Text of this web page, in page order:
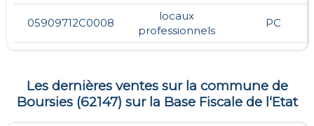
05909712C0008
locaux
professionnels
PC
Les dernières ventes sur la commune de
Boursies(62147) sur la Base Fiscale de l‘Etat